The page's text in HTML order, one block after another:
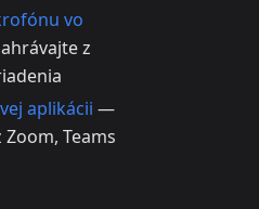
vo
z
aplikácii —
Teams